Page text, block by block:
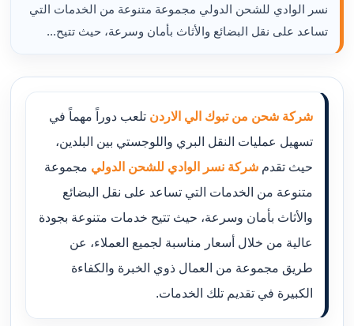
نسر الوادي للشحن الدولي مجموعة متنوعة من الخدمات التي
تساعد على نقل البضائع والأثاث بأمان وسرعة، حيث تتيح...
شركة شحن من تبوك الي الاردنتلعب دوراً مهماً في
تسهيل عمليات النقل البري واللوجستي بين البلدين،
حيث تقدمشركة نسر الوادي للشحن الدولي مجموعة
متنوعة من الخدمات التي تساعد على نقل البضائع
والأثاث بأمان وسرعة، حيث تتيح خدمات متنوعة بجودة
عالية من خلال أسعار مناسبة لجميع العملاء، عن
طريق مجموعة من العمال ذوي الخبرة والكفاءة
الكبيرة في تقديم تلك الخدمات.